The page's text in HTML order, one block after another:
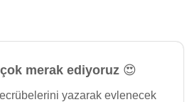
merak ediyoruz 😍
yazarak evlenecek